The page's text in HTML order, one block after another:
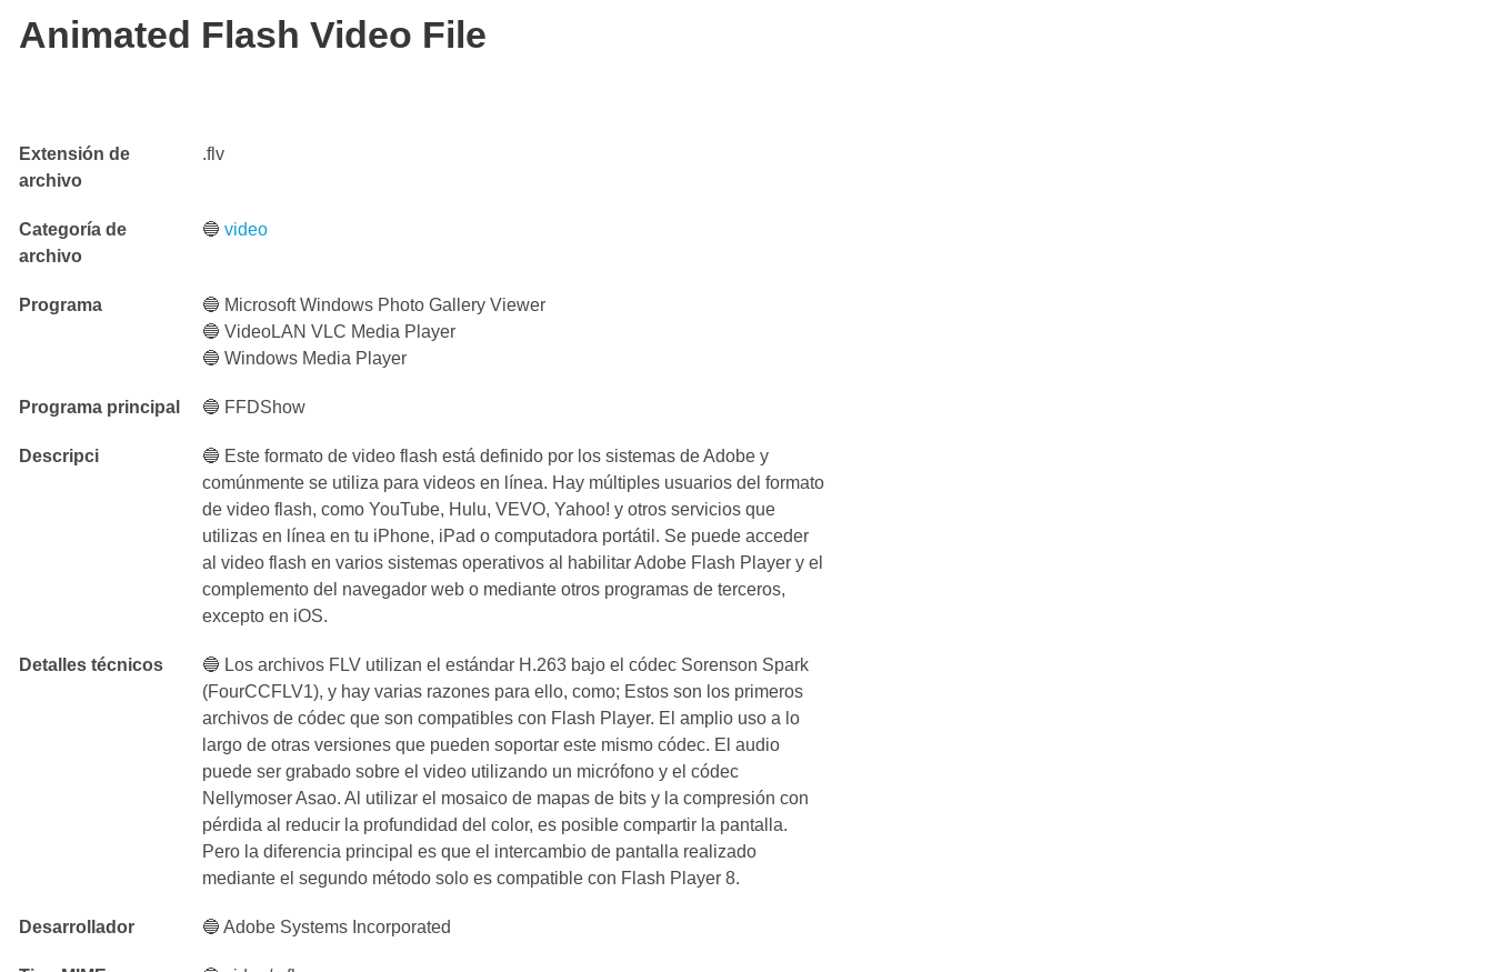
Animated Flash Video File
Extensión de
archivo
.flv
Categoría de
archivo
🔵video
Programa
🔵 Microsoft Windows Photo Gallery Viewer
🔵 VideoLAN VLC Media Player
🔵 Windows Media Player
Programa principal 🔵 FFDShow
Descripci
🔵 Este formato de video flash está definido por los sistemas de Adobe y
comúnmente se utiliza para videos en línea. Hay múltiples usuarios del formato
de video flash, como YouTube, Hulu, VEVO, Yahoo! y otros servicios que
utilizas en línea en tu iPhone, iPad o computadora portátil. Se puede acceder
al video flash en varios sistemas operativos al habilitar Adobe Flash Player y el
complemento del navegador web o mediante otros programas de terceros,
excepto en iOS.
Detalles técnicos
🔵 Los archivos FLV utilizan el estándar H.263 bajo el códec Sorenson Spark
(FourCCFLV1), y hay varias razones para ello, como; Estos son los primeros
archivos de códec que son compatibles con Flash Player. El amplio uso a lo
largo de otras versiones que pueden soportar este mismo códec. El audio
puede ser grabado sobre el video utilizando un micrófono y el códec
Nellymoser Asao. Al utilizar el mosaico de mapas de bits y la compresión con
pérdida al reducir la profundidad del color, es posible compartir la pantalla.
Pero la diferencia principal es que el intercambio de pantalla realizado
mediante el segundo método solo es compatible con Flash Player 8.
Desarrollador 🔵 Adobe Systems Incorporated